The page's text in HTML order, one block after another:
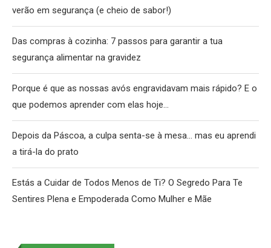
verão em segurança (e cheio de sabor!)
Das compras à cozinha: 7 passos para garantir a tua
segurança alimentar na gravidez
Porque é que as nossas avós engravidavam mais rápido? E o
que podemos aprender com elas hoje…
Depois da Páscoa, a culpa senta-se à mesa… mas eu aprendi
a tirá-la do prato
Estás a Cuidar de Todos Menos de Ti? O Segredo Para Te
Sentires Plena e Empoderada Como Mulher e Mãe